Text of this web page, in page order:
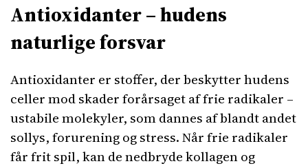
Antioxidanter – hudens
naturlige forsvar
Antioxidanter er stoffer, der beskytter hudens
celler mod skader forårsaget af frie radikaler –
ustabile molekyler, som dannes af blandt andet
sollys, forurening og stress. Når frie radikaler
får frit spil, kan de nedbryde kollagen og